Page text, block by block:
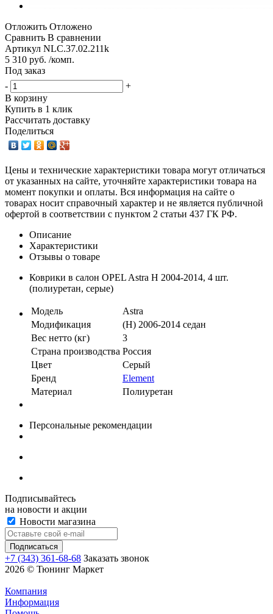
Отложить Отложено
Сравнить В сравнении
Артикул NLC.37.02.211k
5 310 руб. /комп.
Под заказ
-
+
В корзину
Купить в 1 клик
Рассчитать доставку
Поделиться
Цены и технические характеристики товара могут отличаться
от указанных на сайте, уточняйте характеристики товара на
момент покупки и оплаты. Вся информация на сайте о
товарах носит справочный характер и не является публичной
офертой в соответствии с пунктом 2 статьи 437 ГК РФ.
Описание
Характеристики
Отзывы о товаре
Коврики в салон OPEL Astra H 2004-2014, 4 шт.
(полиуретан, серые)
Модель
Astra
Модификация
(H) 2006-2014 седан
Вес нетто (кг)
3
Страна производства Россия
Цвет
Серый
Бренд
Element
Материал
Полиуретан
Персональные рекомендации
Подписывайтесь
на новости и акции
Новости магазина
+7 (343) 361-68-68 Заказать звонок
2026 © Тюнинг Маркет
Компания
Информация